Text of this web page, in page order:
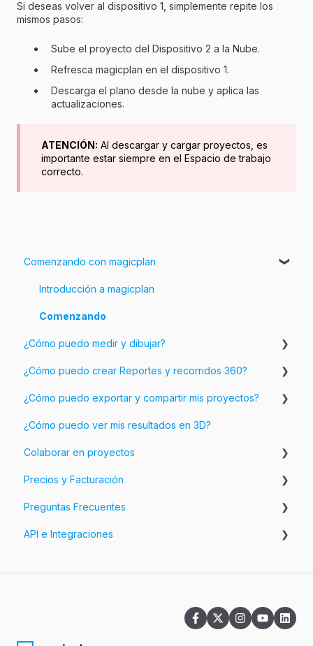
Si deseas volver al dispositivo 1, simplemente repite los
mismos pasos:
Sube el proyecto del Dispositivo 2 a la Nube.
Refresca magicplan en el dispositivo 1.
Descarga el plano desde la nube y aplica las
actualizaciones.
ATENCIÓN: Al descargar y cargar proyectos, es
importante estar siempre en el Espacio de trabajo
correcto.
Comenzando con magicplan
Introducción a magicplan
Comenzando
¿Cómo puedo medir y dibujar?
Crear una habitación
Ajustar tu plano
Añadir objetos a tu plano
¿Cómo puedo crear Reportes y recorridos 360?
Añadir información e imágenes a tu plano
Personalizar tus Reportes
¿Cómo puedo exportar y compartir mis proyectos?
Exporta tus proyectos
Personalizar las exportaciones
Comparte tus proyectos
¿Cómo puedo ver mis resultados en 3D?
Colaborar en proyectos
Espacios de trabajo y Equipos
Precios y Facturación
Facturación
Precios
Preguntas Frecuentes
Preguntas relacionadas con tu cuenta
Preguntas relacionadas con las suscripciones
Preguntas sobre Espacios de Trabajo y Equipos
API e Integraciones